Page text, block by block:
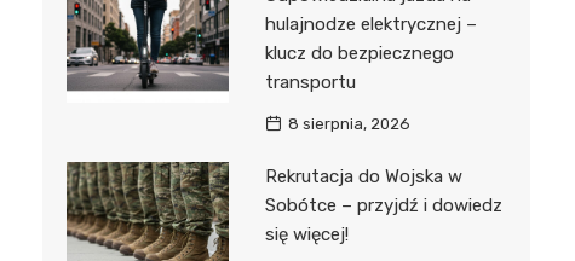
hulajnodze elektrycznej –
klucz do bezpiecznego
transportu
8 sierpnia, 2026
Rekrutacja do Wojska w
Sobótce – przyjdź i dowiedz
się więcej!